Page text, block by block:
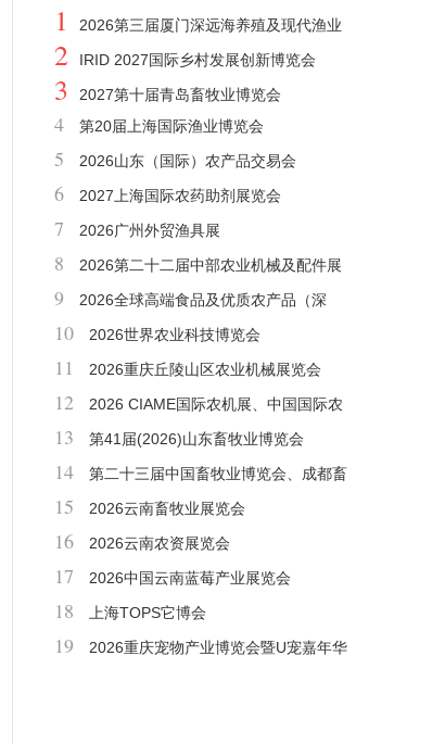
1
2026第三届厦门深远海养殖及现代渔业
装备展览会
2 IRID 2027国际乡村发展创新博览会
3 2027第十届青岛畜牧业博览会
4 第20届上海国际渔业博览会
5 2026山东（国际）农产品交易会
6 2027上海国际农药助剂展览会
7 2026广州外贸渔具展
8
2026第二十二届中部农业机械及配件展
览会
9
2026全球高端食品及优质农产品（深
圳）博览会
10 2026世界农业科技博览会
11 2026重庆丘陵山区农业机械展览会
12
2026 CIAME国际农机展、中国国际农
业机械展览会
13 第41届(2026)山东畜牧业博览会
14
第二十三届中国畜牧业博览会、成都畜
博会
15 2026云南畜牧业展览会
16 2026云南农资展览会
17 2026中国云南蓝莓产业展览会
18 上海TOPS它博会
19 2026重庆宠物产业博览会暨U宠嘉年华